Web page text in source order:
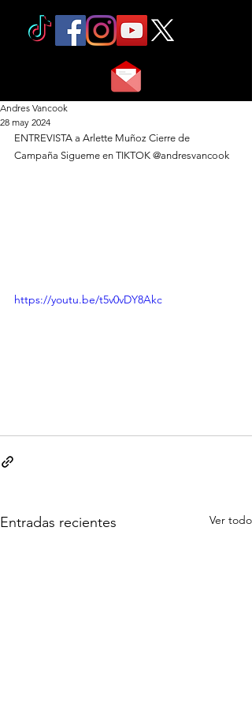
Andres Vancook
28 may 2024
ENTREVISTA a Arlette Muñoz Cierre de
Campaña Sigueme en TIKTOK @andresvancook
https://youtu.be/t5v0vDY8Akc
Entradas recientes Ver todo